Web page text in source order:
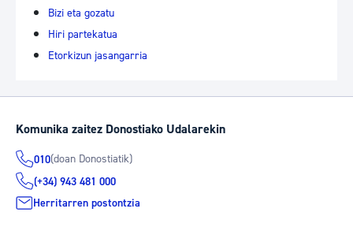
Bizi eta gozatu
Hiri partekatua
Etorkizun jasangarria
Komunika zaitez Donostiako Udalarekin
010(doan Donostiatik)
(+34) 943 481 000
Herritarren postontzia